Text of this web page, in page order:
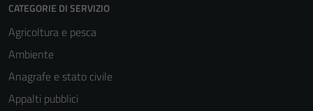
CATEGORIE DI SERVIZIO
Agricoltura e pesca
Ambiente
Anagrafe e stato civile
Appalti pubblici